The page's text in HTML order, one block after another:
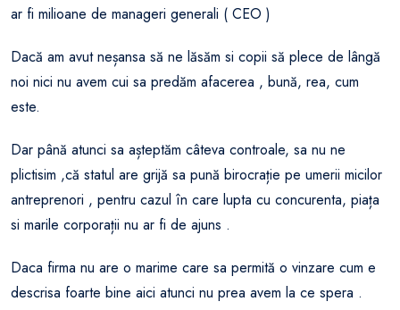
ar fi milioane de manageri generali ( CEO )
Dacă am avut neșansa să ne lăsăm si copii să plece de lângă
noi nici nu avem cui sa predăm afacerea , bună, rea, cum
este.
Dar până atunci sa așteptăm câteva controale, sa nu ne
plictisim ,că statul are grijă sa pună birocrație pe umerii micilor
antreprenori , pentru cazul în care lupta cu concurenta, piața
si marile corporații nu ar fi de ajuns .
Daca firma nu are o marime care sa permită o vinzare cum e
descrisa foarte bine aici atunci nu prea avem la ce spera .